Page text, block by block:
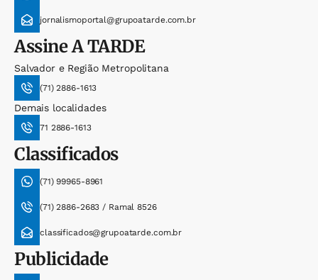
jornalismoportal@grupoatarde.com.br
AssineA TARDE
Salvador e Região Metropolitana
(71) 2886-1613
Demais localidades
71 2886-1613
Classificados
(71) 99965-8961
(71) 2886-2683 / Ramal 8526
classificados@grupoatarde.com.br
Publicidade